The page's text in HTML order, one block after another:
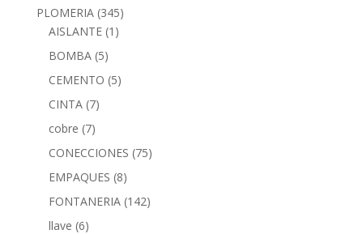
PLOMERIA (345)
AISLANTE (1)
BOMBA (5)
CEMENTO (5)
CINTA (7)
cobre (7)
CONECCIONES (75)
EMPAQUES (8)
FONTANERIA (142)
llave (6)